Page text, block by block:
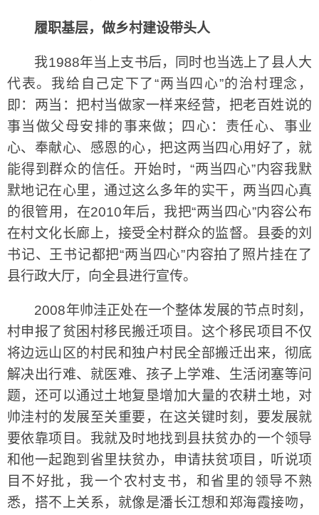
履职基层，做乡村建设带头人
我1988年当上支书后，同时也当选上了县人大
代表。我给自己定下了“两当四心”的治村理念，
即：两当：把村当做家一样来经营，把老百姓说的
事当做父母安排的事来做；四心：责任心、事业
心、奉献心、感恩的心，把这两当四心用好了，就
能得到群众的信任。开始时，“两当四心”内容我默
默地记在心里，通过这么多年的实干，两当四心真
的很管用，在2010年后，我把“两当四心”内容公布
在村文化长廊上，接受全村群众的监督。县委的刘
书记、王书记都把“两当四心”内容拍了照片挂在了
县行政大厅，向全县进行宣传。
2008年帅洼正处在一个整体发展的节点时刻，
村申报了贫困村移民搬迁项目。这个移民项目不仅
将边远山区的村民和独户村民全部搬迁出来，彻底
解决出行难、就医难、孩子上学难、生活闭塞等问
题，还可以通过土地复垦增加大量的农耕土地，对
帅洼村的发展至关重要，在这关键时刻，要发展就
要依靠项目。我就及时地找到县扶贫办的一个领导
和他一起跑到省里扶贫办，申请扶贫项目，听说项
目不好批，我一个农村支书，和省里的领导不熟
悉，搭不上关系，就像是潘长江想和郑海霞接吻，